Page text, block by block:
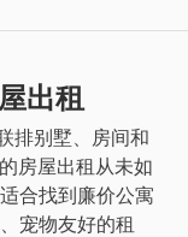
出租
排别墅、房间和
房屋出租从未如
合找到廉价公寓
宠物友好的租